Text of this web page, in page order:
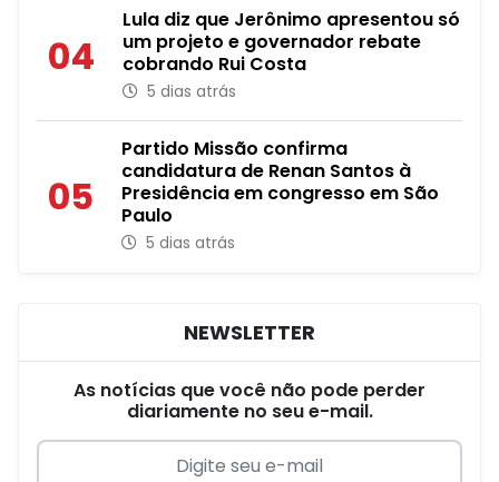
04
Lula diz que Jerônimo apresentou só
um projeto e governador rebate
cobrando Rui Costa
5 dias atrás
05
Partido Missão confirma
candidatura de Renan Santos à
Presidência em congresso em São
Paulo
5 dias atrás
NEWSLETTER
As notícias que você não pode perder
diariamente no seu e-mail.